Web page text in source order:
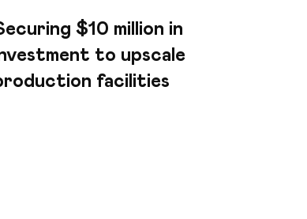
$10 million in
to upscale
facilities